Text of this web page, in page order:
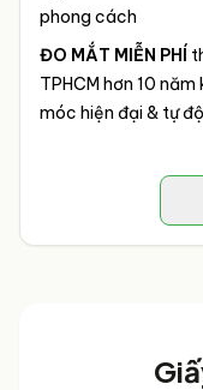
phong cách
ĐO MẮT MIỄN PHÍ
TPHCM hơn 10
móc hiện đại & tự